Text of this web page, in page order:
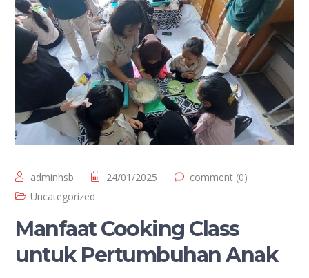
adminhsb 24/01/2025
comment (0)
Uncategorized
Manfaat Cooking Class
untuk Pertumbuhan Anak